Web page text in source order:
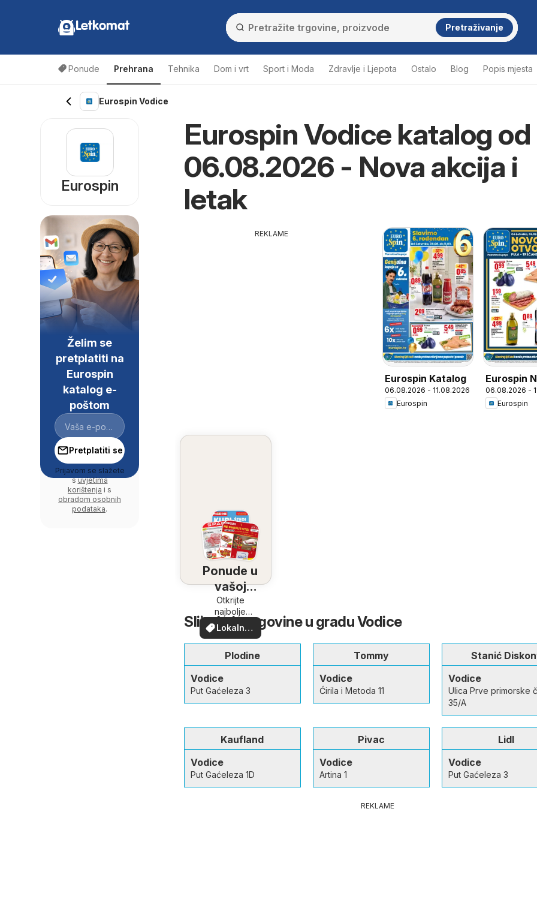
Letkomat Pretraživanje
Ponude Prehrana Tehnika Dom i vrt Sport i Moda Zdravlje i Ljepota Ostalo Blog Popis mjesta
Eurospin Vodice
Eurospin Vodice katalog od
06.08.2026 - Nova akcija i
letak
REKLAME
Eurospin Katalog
06.08.2026 - 11.08.2026
Eurospin
Eurospin
Otvorenje
Tršćanska
06.08.2026 -
Eurospin
Ponude u
vašoj
blizini
Otkrijte
najbolje
ponude u
vašoj blizini
Lokalne
ponude
Slijedeće trgovine u gradu Vodice
Plodine
Vodice
Put Gaćeleza 3
Tommy
Vodice
Ćirila i Metoda 11
Stanić
Vodice
Ulica Prve primorske
35/A
Kaufland
Vodice
Put Gaćeleza 1D
Pivac
Vodice
Artina 1
Lidl
Vodice
Put Gaćeleza 3
REKLAME
Eurospin
Želim se
pretplatiti na
Eurospin
katalog e-
poštom
Pretplatiti se
Prijavom se slažete
suvjetima
korištenja i s
obradom osobnih
podataka.